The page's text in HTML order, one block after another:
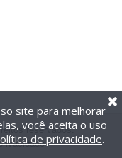
reservados.
site para melhorar
você aceita o uso
de privacidade.